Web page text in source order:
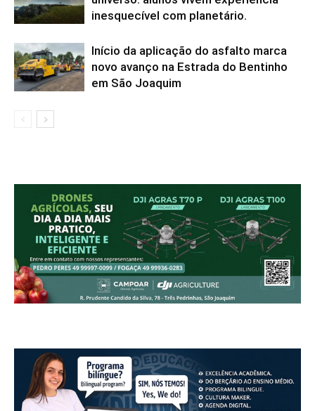
inesquecível com planetário.
Início da aplicação do asfalto marca
novo avanço na Estrada do Bentinho
em São Joaquim